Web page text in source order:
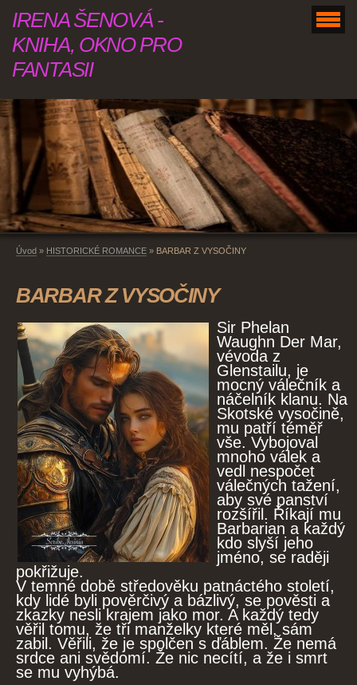
IRENA ŠENOVÁ -
KNIHA, OKNO PRO
FANTASII
Úvod » HISTORICKÉ ROMANCE » BARBAR Z VYSOČINY
BARBAR Z VYSOČINY
Sir Phelan
Waughn Der Mar,
vévoda z
Glenstailu, je
mocný válečník a
náčelník klanu. Na
Skotské vysočině,
mu patří téměř
vše. Vybojoval
mnoho válek a
vedl nespočet
válečných tažení,
aby své panství
rozšířil. Říkají mu
Barbarian a každý
kdo slyší jeho
jméno, se raději
pokřižuje.
V temné době středověku patnáctého století,
kdy lidé byli pověrčivý a bázlivý, se pověsti a
zkazky nesli krajem jako mor. A každý tedy
věřil tomu, že tři manželky které měl, sám
zabil. Věřili, že je spolčen s ďáblem. Že nemá
srdce ani svědomí. Že nic necítí, a že i smrt
se mu vyhýbá.